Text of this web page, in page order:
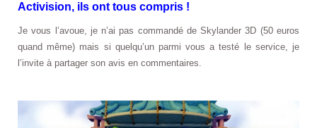
Activision, ils ont tous compris !
Je vous l’avoue, je n’ai pas commandé de Skylander 3D (50 euros
quand même) mais si quelqu’un parmi vous a testé le service, je
l’invite à partager son avis en commentaires.